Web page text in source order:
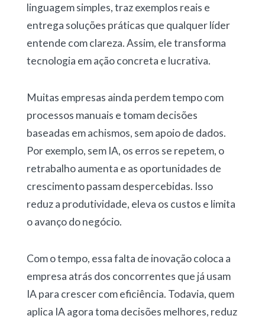
linguagem simples, traz exemplos reais e
entrega soluções práticas que qualquer líder
entende com clareza. Assim, ele transforma
tecnologia em ação concreta e lucrativa.
Muitas empresas ainda perdem tempo com
processos manuais e tomam decisões
baseadas em achismos, sem apoio de dados.
Por exemplo, sem IA, os erros se repetem, o
retrabalho aumenta e as oportunidades de
crescimento passam despercebidas. Isso
reduz a produtividade, eleva os custos e limita
o avanço do negócio.
Com o tempo, essa falta de inovação coloca a
empresa atrás dos concorrentes que já usam
IA para crescer com eficiência. Todavia, quem
aplica IA agora toma decisões melhores, reduz